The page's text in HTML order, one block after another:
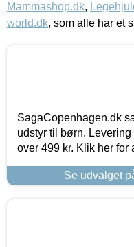
Mammashop.dk,
world.dk, som alle har et
SagaCopenhagen.dk
udstyr til børn.
over 499 kr. Klik her for
Se udvalget